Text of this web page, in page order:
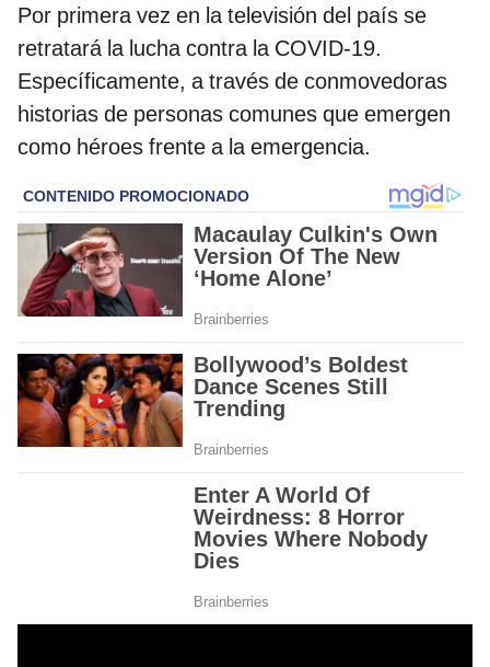
Por primera vez en la televisión del país se
retratará la lucha contra la COVID-19.
Específicamente, a través de conmovedoras
historias de personas comunes que emergen
como héroes frente a la emergencia.